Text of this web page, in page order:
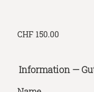
CHF150.00
Information —